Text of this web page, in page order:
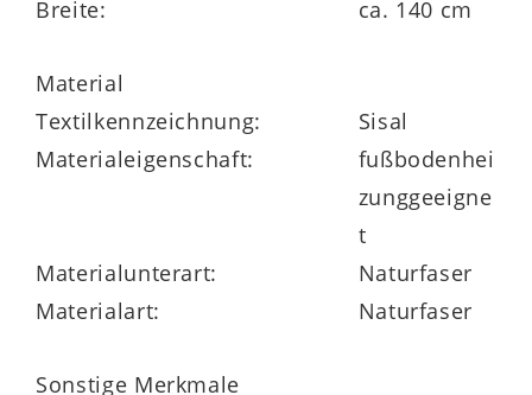
Florhöhe ca. 6 mm
in verschiedenen Größen und Farben
lieferbar
Breite:
ca. 140 cm
Material
Textilkennzeichnung:
Sisal
Materialeigenschaft:
fußbodenhei
zunggeeigne
t
Materialunterart:
Naturfaser
Materialart:
Naturfaser
Sonstige Merkmale